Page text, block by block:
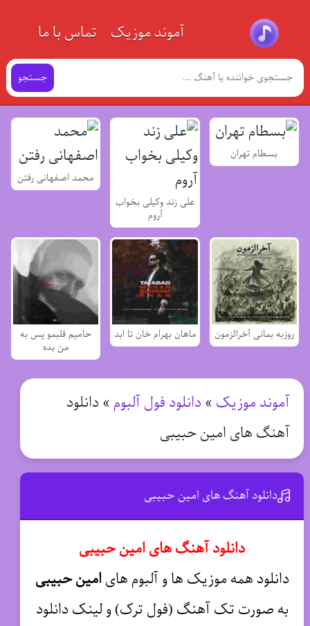
آموند موزیک تماس با ما
جستجو
بسطام تهران
علی زند وکیلی بخواب
آروم
محمد اصفهانی رفتن
روزبه بمانی آخرالزمون ماهان بهرام خان تا ابد
حامیم قلبمو پس به
من بده
آموند موزیک »دانلود فول آلبوم »دانلود
آهنگ های امین حبیبی
دانلود آهنگ های امین حبیبی
دانلود آهنگ های امین حبیبی
دانلود همه موزیک ها و آلبوم های امین حبیبی
به صورت تک آهنگ (فول ترک) و لینک دانلود